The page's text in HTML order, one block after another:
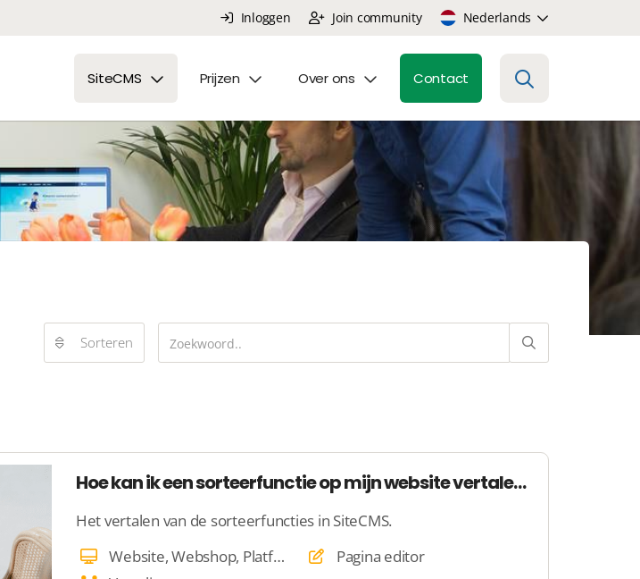
Sorteren
Hoe kan ik een sorteerfunctie op mijn website vertalen?
Het vertalen van de sorteerfuncties in SiteCMS.
Website, Webshop, Platform
Pagina editor
Inloggen Join community Nederlands
SiteCMS Prijzen Over ons Contact